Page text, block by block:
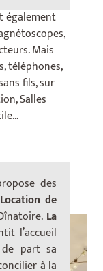
également
Mais
téléphones,
fils, sur
Salles
des
Location de
La
l’accueil
part sa
à la